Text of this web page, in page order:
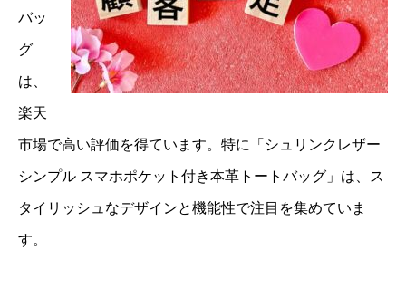
バッ
グ
は、
楽天
市場で高い評価を得ています。特に「シュリンクレザー
シンプル スマホポケット付き本革トートバッグ」は、ス
タイリッシュなデザインと機能性で注目を集めていま
す。